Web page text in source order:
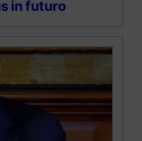
in futuro